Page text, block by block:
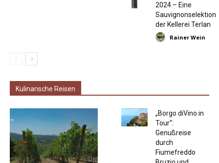
2024 – Eine
Sauvignonselektion
der Kellerei Terlan
Rainer Wein
Kulinarische Reisen
„Borgo diVino in
Tour“:
Genußreise
durch
Fiumefreddo